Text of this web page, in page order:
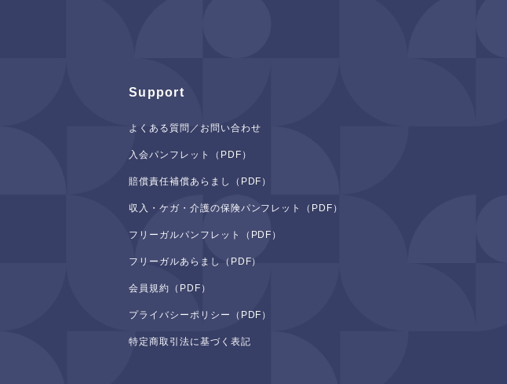
Support
よくある質問／お問い合わせ
入会パンフレット（PDF）
賠償責任補償あらまし（PDF）
収入・ケガ・介護の保険パンフレット（PDF）
フリーガルパンフレット（PDF）
フリーガルあらまし（PDF）
会員規約（PDF）
プライバシーポリシー（PDF）
特定商取引法に基づく表記